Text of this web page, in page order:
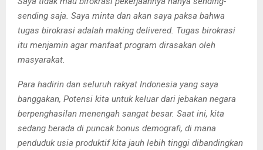
sending saja. Saya minta dan akan saya paksa bahwa
tugas birokrasi adalah making delivered. Tugas birokrasi
itu menjamin agar manfaat program dirasakan oleh
masyarakat.
Para hadirin dan seluruh rakyat Indonesia yang saya
banggakan, Potensi kita untuk keluar dari jebakan negara
berpenghasilan menengah sangat besar. Saat ini, kita
sedang berada di puncak bonus demografi, di mana
penduduk usia produktif kita jauh lebih tinggi dibandingkan